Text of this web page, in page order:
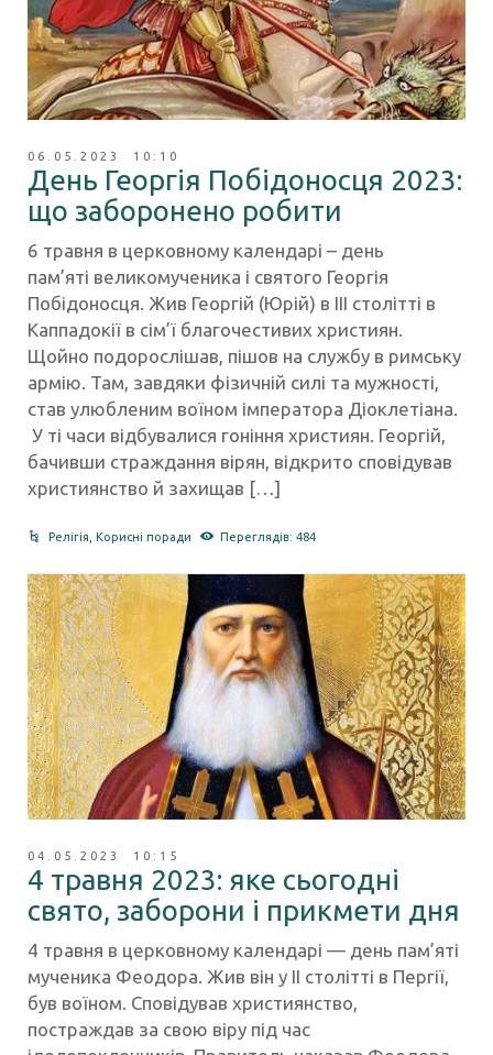
06.05.2023 10:10
День Георгія Побідоносця 2023:
що заборонено робити
6 травня в церковному календарі – день
пам’яті великомученика і святого Георгія
Побідоносця. Жив Георгій (Юрій) в III столітті в
Каппадокії в сім’ї благочестивих християн.
Щойно подорослішав, пішов на службу в римську
армію. Там, завдяки фізичній силі та мужності,
став улюбленим воїном імператора Діоклетіана.
У ті часи відбувалися гоніння християн. Георгій,
бачивши страждання вірян, відкрито сповідував
християнство й захищав […]
Релігія Корисні поради Переглядів: 484
04.05.2023 10:15
4 травня 2023: яке сьогодні
свято, заборони і прикмети дня
4 травня в церковному календарі — день пам’яті
мученика Феодора. Жив він у II столітті в Пергії,
був воїном. Сповідував християнство,
постраждав за свою віру під час